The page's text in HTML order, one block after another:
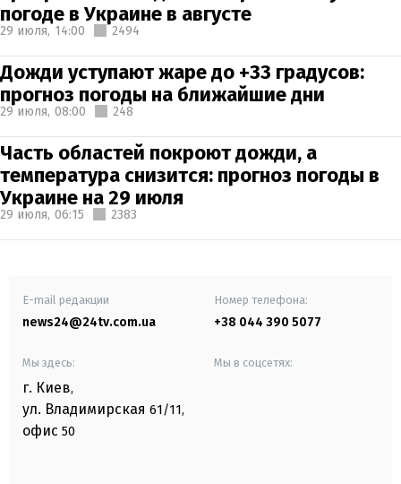
погоде в Украине в августе
29 июля, 14:00 2494
Дожди уступают жаре до +33 градусов:
прогноз погоды на ближайшие дни
29 июля, 08:00 248
Часть областей покроют дожди, а
температура снизится: прогноз погоды в
Украине на 29 июля
29 июля, 06:15 2383
E-mail редакции
news24@24tv.com.ua
Номер телефона:
+38 044 390 5077
Мы здесь:
г. Киев,
ул. Владимирская 61/11,
офис 50
Мы в соцсетях: